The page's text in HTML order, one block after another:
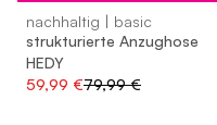
nachhaltig | basic
strukturierte Anzughose
HEDY
59,99 €79,99 €